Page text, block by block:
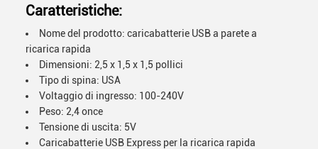
Caratteristiche:
Nome del prodotto: caricabatterie USB a parete a
ricarica rapida
Dimensioni: 2,5 x 1,5 x 1,5 pollici
Tipo di spina: USA
Voltaggio di ingresso: 100-240V
Peso: 2,4 once
Tensione di uscita: 5V
Caricabatterie USB Express per la ricarica rapida